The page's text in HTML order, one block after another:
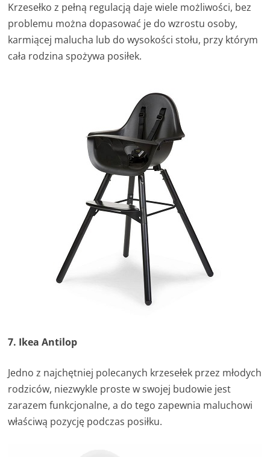
Krzesełko z pełną regulacją daje wiele możliwości, bez
problemu można dopasować je do wzrostu osoby,
karmiącej malucha lub do wysokości stołu, przy którym
cała rodzina spożywa posiłek.
7. Ikea Antilop
Jedno z najchętniej polecanych krzesełek przez młodych
rodziców, niezwykle proste w swojej budowie jest
zarazem funkcjonalne, a do tego zapewnia maluchowi
właściwą pozycję podczas posiłku.